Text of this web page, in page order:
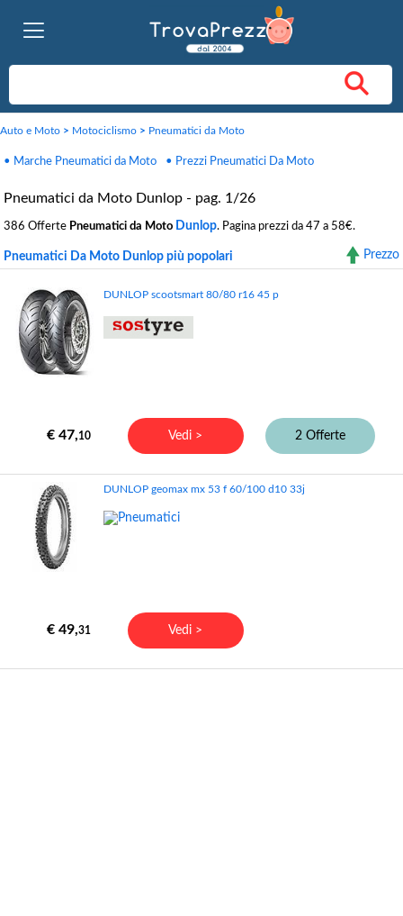
Auto e Moto > Motociclismo > Pneumatici da Moto
• Marche Pneumatici da Moto • Prezzi Pneumatici Da Moto
Pneumatici da Moto Dunlop - pag. 1/26
386 Offerte Pneumatici da Moto Dunlop. Pagina prezzi da 47 a 58€.
Pneumatici Da Moto Dunlop più popolari Prezzo
DUNLOP scootsmart 80/80 r16 45 p
€ 47,10 Vedi > 2 Offerte
DUNLOP geomax mx 53 f 60/100 d10 33j
€ 49,31 Vedi >